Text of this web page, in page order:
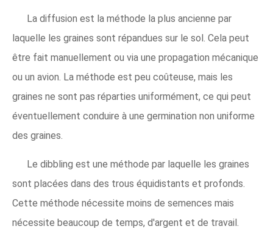
La diffusion est la méthode la plus ancienne par
laquelle les graines sont répandues sur le sol. Cela peut
être fait manuellement ou via une propagation mécanique
ou un avion. La méthode est peu coûteuse, mais les
graines ne sont pas réparties uniformément, ce qui peut
éventuellement conduire à une germination non uniforme
des graines.
Le dibbling est une méthode par laquelle les graines
sont placées dans des trous équidistants et profonds.
Cette méthode nécessite moins de semences mais
nécessite beaucoup de temps, d'argent et de travail.